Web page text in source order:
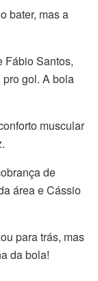
bater, mas a
Fábio Santos,
gol. A bola
muscular
de
área e Cássio
para trás, mas
da bola!